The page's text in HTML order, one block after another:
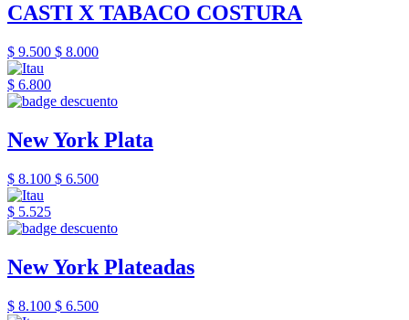
CASTI X TABACO COSTURA
$ 9.500 $ 8.000
$ 6.800
New York Plata
$ 8.100 $ 6.500
$ 5.525
New York Plateadas
$ 8.100 $ 6.500